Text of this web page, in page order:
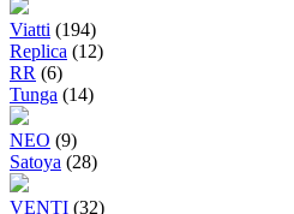
Viatti (194)
Replica (12)
RR (6)
Tunga (14)
NEO (9)
Satoya (28)
VENTI (32)